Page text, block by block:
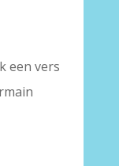
een vers